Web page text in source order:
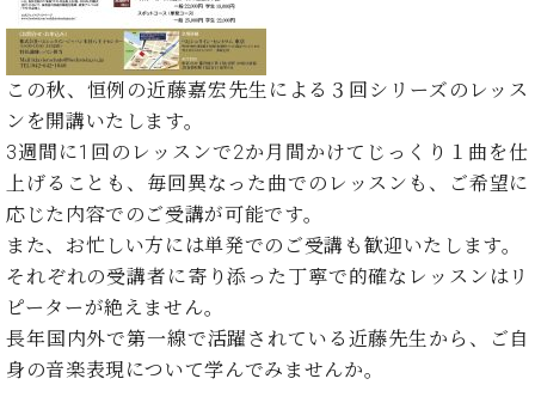
ン
レ
ジ
ン
ス
C.
ベ
ヒ
シ
ュ
音
色
と
タ
ッ
チ
ベ
ヒ
シ
タ
イ
ン
の
秘
ト
リ
ー
楽
家
達
の
声
ベ
ヒ
シ
ニ
ュ
ー
イ
ベ
ン
ト
ら
せ
(入
荷
情
報
等)
プ
レ
ス
リ
ー
た
い！
と
い
う
は、
お
近
く
の
直
店
舗
ン
会
員
ベ
ヒ
シ
タ
イ
ン・
ジ
ャ
パ
ン
この秋、恒例の近藤嘉宏先生による３回シリーズのレッス
ンを開講いたします。
3週間に1回のレッスンで2か月間かけてじっくり１曲を仕
上げることも、毎回異なった曲でのレッスンも、ご希望に
応じた内容でのご受講が可能です。
また、お忙しい方には単発でのご受講も歓迎いたします。
それぞれの受講者に寄り添った丁寧で的確なレッスンはリ
ピーターが絶えません。
長年国内外で第一線で活躍されている近藤先生から、ご自
身の音楽表現について学んでみませんか。